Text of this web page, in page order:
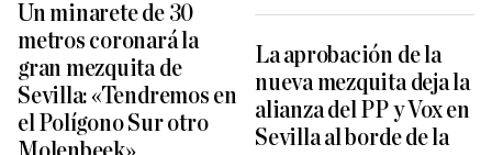
Un minarete de 30
metros coronará la
gran mezquita de
Sevilla: «Tendremos en
el Polígono Sur otro
La aprobación de la
nueva mezquita deja la
alianza del PP y Vox en
Sevilla al borde de la